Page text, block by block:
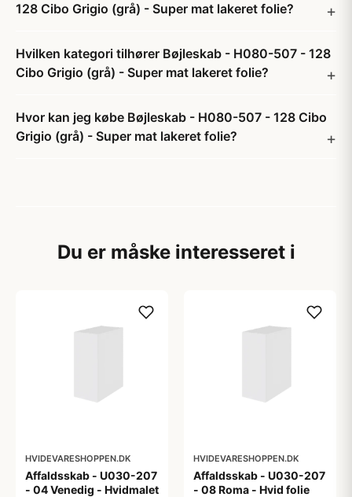
128 Cibo Grigio (grå) - Super mat lakeret folie?
Hvilken kategori tilhører Bøjleskab - H080-507 - 128
Cibo Grigio (grå) - Super mat lakeret folie?
Hvor kan jeg købe Bøjleskab - H080-507 - 128 Cibo
Grigio (grå) - Super mat lakeret folie?
Du er måske interesseret i
HVIDEVARESHOPPEN.DK
Affaldsskab - U030-207
- 04 Venedig - Hvidmalet
HVIDEVARESHOPPEN.DK
Affaldsskab - U030-207
- 08 Roma - Hvid folie